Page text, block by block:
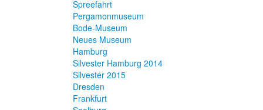
Spreefahrt
Pergamonmuseum
Bode-Museum
Neues Museum
Hamburg
Silvester Hamburg 2014
Silvester 2015
Dresden
Frankfurt